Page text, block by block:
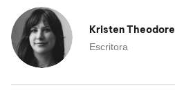
Kristen Theodore
Escritora